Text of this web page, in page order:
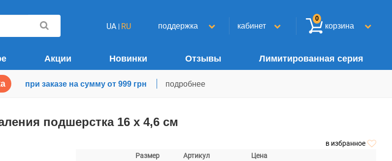
UA RU поддержка кабинет корзина
0
Акции Новинки Отзывы Лимитированная серия
при заказе на сумму от 999 грн подробнее
подшерстка 16 х 4,6 см
в избранное
Размер Артикул Цена